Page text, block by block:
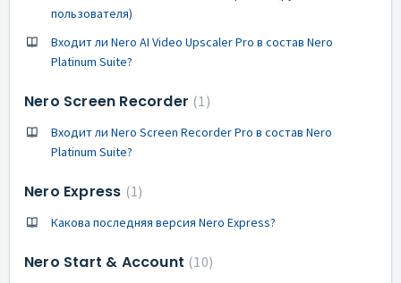
пользователя)
Входит ли Nero AI Video Upscaler Pro в состав Nero
Platinum Suite?
Nero Screen Recorder 1
Входит ли Nero Screen Recorder Pro в состав Nero
Platinum Suite?
Nero Express 1
Какова последняя версия Nero Express?
Nero Start & Account 10